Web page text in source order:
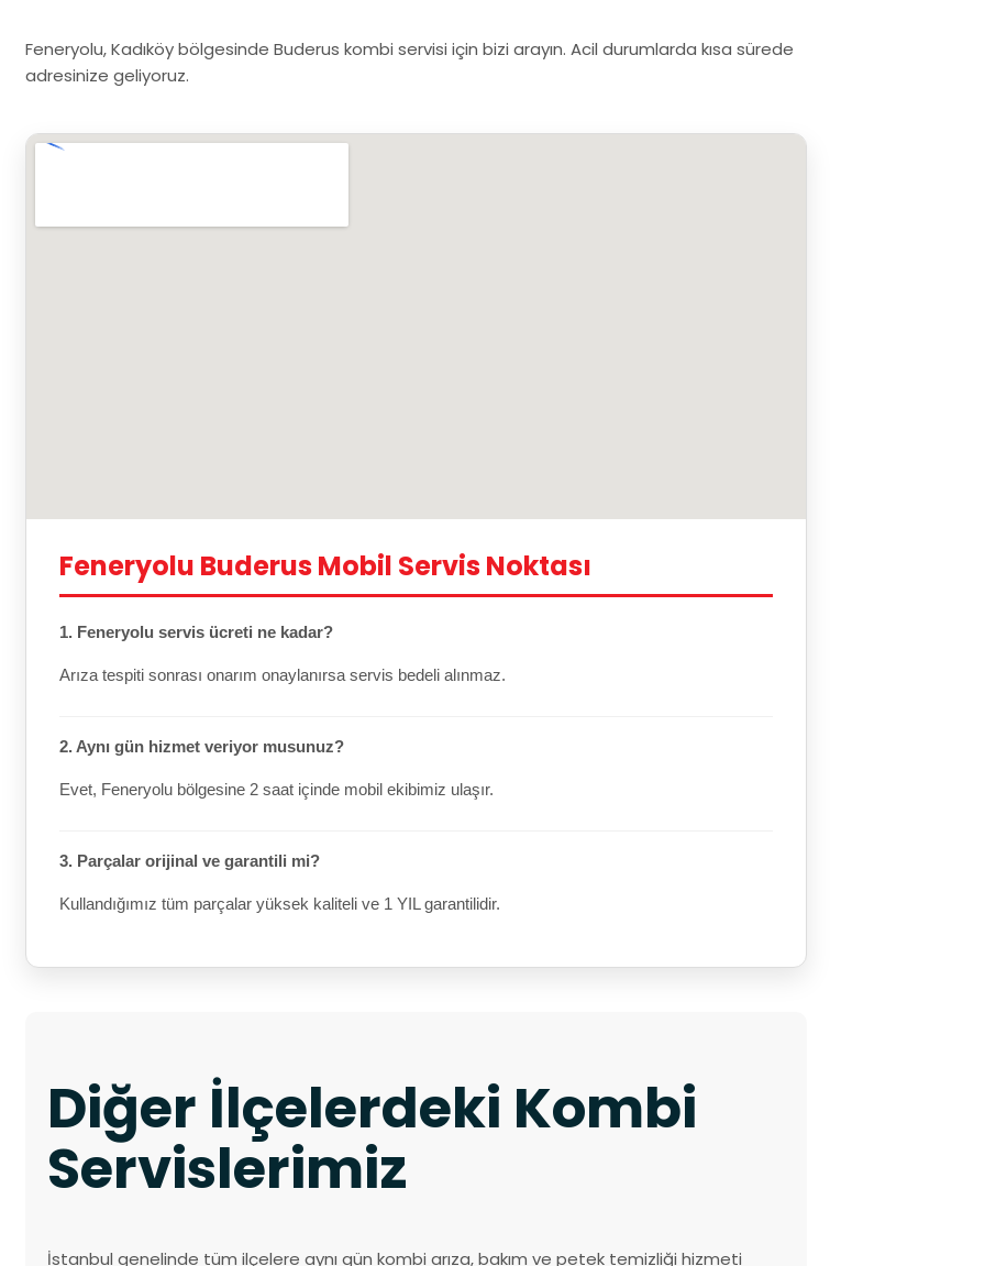
Feneryolu, Kadıköy bölgesinde Buderus kombi servisi için bizi arayın. Acil durumlarda kısa sürede
adresinize geliyoruz.
Feneryolu Buderus Mobil Servis Noktası
1. Feneryolu servis ücreti ne kadar?
Arıza tespiti sonrası onarım onaylanırsa servis bedeli alınmaz.
2. Aynı gün hizmet veriyor musunuz?
Evet, Feneryolu bölgesine 2 saat içinde mobil ekibimiz ulaşır.
3. Parçalar orijinal ve garantili mi?
Kullandığımız tüm parçalar yüksek kaliteli ve 1 YIL garantilidir.
Diğer İlçelerdeki Kombi
Servislerimiz
İstanbul genelinde tüm ilçelere aynı gün kombi arıza, bakım ve petek temizliği hizmeti